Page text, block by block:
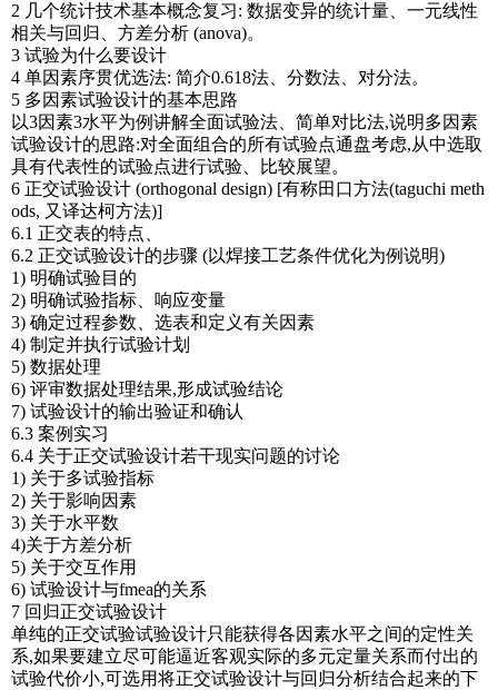
2 几个统计技术基本概念复习: 数据变异的统计量、一元线性
相关与回归、方差分析 (anova)。
3 试验为什么要设计
4 单因素序贯优选法: 简介0.618法、分数法、对分法。
5 多因素试验设计的基本思路
以3因素3水平为例讲解全面试验法、简单对比法,说明多因素
试验设计的思路:对全面组合的所有试验点通盘考虑,从中选取
具有代表性的试验点进行试验、比较展望。
6 正交试验设计 (orthogonal design) [有称田口方法(taguchi meth
ods, 又译达柯方法)]
6.1 正交表的特点、
6.2 正交试验设计的步骤 (以焊接工艺条件优化为例说明)
1) 明确试验目的
2) 明确试验指标、响应变量
3) 确定过程参数、选表和定义有关因素
4) 制定并执行试验计划
5) 数据处理
6) 评审数据处理结果,形成试验结论
7) 试验设计的输出验证和确认
6.3 案例实习
6.4 关于正交试验设计若干现实问题的讨论
1) 关于多试验指标
2) 关于影响因素
3) 关于水平数
4)关于方差分析
5) 关于交互作用
6) 试验设计与fmea的关系
7 回归正交试验设计
单纯的正交试验试验设计只能获得各因素水平之间的定性关
系,如果要建立尽可能逼近客观实际的多元定量关系而付出的
试验代价小,可选用将正交试验设计与回归分析结合起来的下